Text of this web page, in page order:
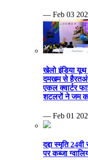
— Feb 03
खेलो इंडिया यूथ
दमखम से
एकल क्वार्टर
शटलरों ने जम
— Feb 01
दद्दा स्मृति
पर कब्जा